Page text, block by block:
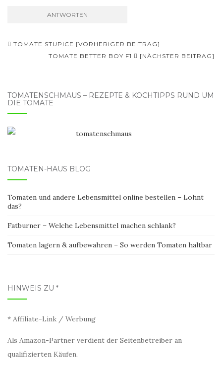
Beitragsnavigation
TOMATE STUPICE [VORHERIGER BEITRAG]
TOMATE BETTER BOY F1
[NÄCHSTER BEITRAG]
TOMATENSCHMAUS – REZEPTE & KOCHTIPPS RUND UM
DIE TOMATE
TOMATEN-HAUS BLOG
Tomaten und andere Lebensmittel online bestellen – Lohnt
das?
Fatburner – Welche Lebensmittel machen schlank?
Tomaten lagern & aufbewahren – So werden Tomaten haltbar
HINWEIS ZU *
* Affiliate-Link / Werbung
Als Amazon-Partner verdient der Seitenbetreiber an
qualifizierten Käufen.